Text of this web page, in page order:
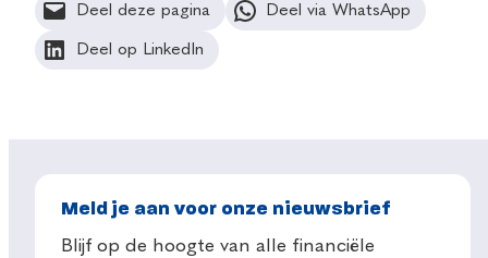
Deel deze pagina Deel via WhatsApp
Deel op LinkedIn
Meld je aan voor onze nieuwsbrief
Blijf op de hoogte van alle financiële